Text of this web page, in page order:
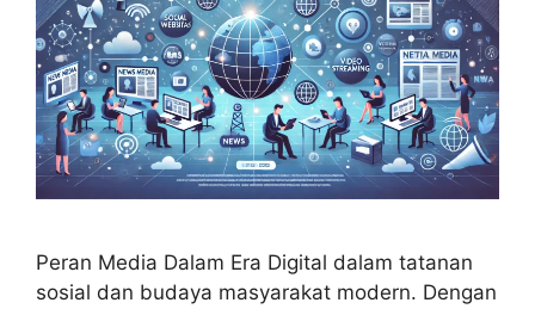
Peran Media Dalam Era Digital dalam tatanan
sosial dan budaya masyarakat modern. Dengan